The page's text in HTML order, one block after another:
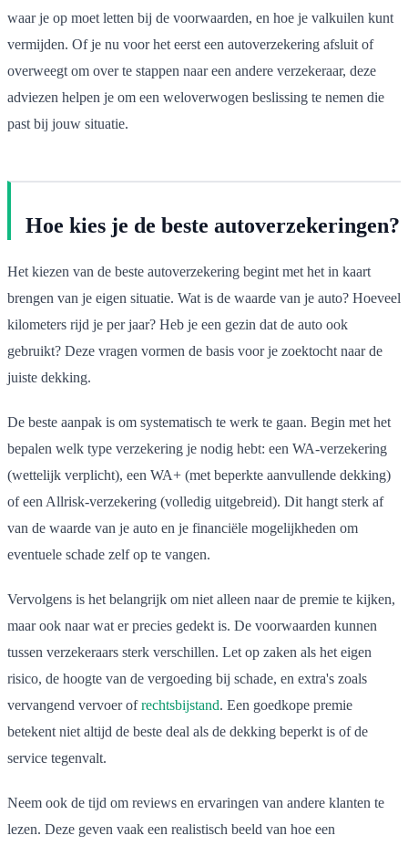
waar je op moet letten bij de voorwaarden, en hoe je valkuilen kunt
vermijden. Of je nu voor het eerst een autoverzekering afsluit of
overweegt om over te stappen naar een andere verzekeraar, deze
adviezen helpen je om een weloverwogen beslissing te nemen die
past bij jouw situatie.
Hoe kies je de beste autoverzekeringen?
Het kiezen van de beste autoverzekering begint met het in kaart
brengen van je eigen situatie. Wat is de waarde van je auto? Hoeveel
kilometers rijd je per jaar? Heb je een gezin dat de auto ook
gebruikt? Deze vragen vormen de basis voor je zoektocht naar de
juiste dekking.
De beste aanpak is om systematisch te werk te gaan. Begin met het
bepalen welk type verzekering je nodig hebt: een WA-verzekering
(wettelijk verplicht), een WA+ (met beperkte aanvullende dekking)
of een Allrisk-verzekering (volledig uitgebreid). Dit hangt sterk af
van de waarde van je auto en je financiële mogelijkheden om
eventuele schade zelf op te vangen.
Vervolgens is het belangrijk om niet alleen naar de premie te kijken,
maar ook naar wat er precies gedekt is. De voorwaarden kunnen
tussen verzekeraars sterk verschillen. Let op zaken als het eigen
risico, de hoogte van de vergoeding bij schade, en extra's zoals
vervangend vervoer ofrechtsbijstand. Een goedkope premie
betekent niet altijd de beste deal als de dekking beperkt is of de
service tegenvalt.
Neem ook de tijd om reviews en ervaringen van andere klanten te
lezen. Deze geven vaak een realistisch beeld van hoe een